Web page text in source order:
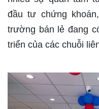
đầu tư chứng
trường bán lẻ đang
triển của các chuỗi